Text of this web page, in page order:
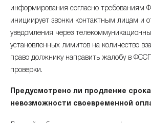
информирования согласно требованиям
инициирует звонки контактным лицам и
уведомления через
установленных лимитов на количество
право должнику направить жалобу в
проверки.
Предусмотрено ли продление
невозможности своевременной